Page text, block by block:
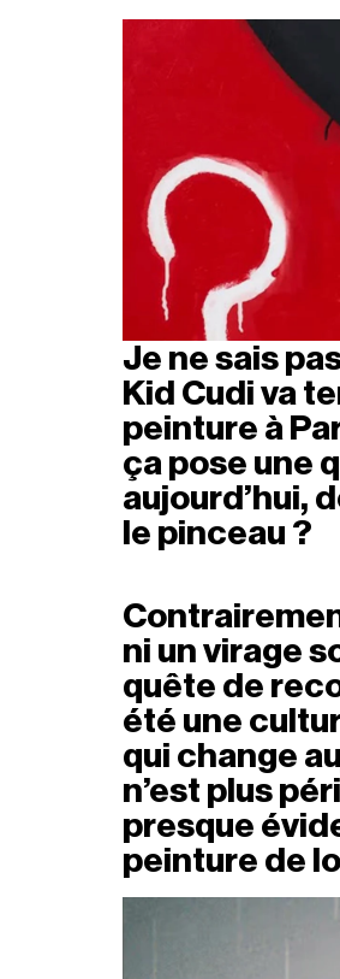
Je ne sais
Kid Cudi va
peinture à
ça pose une
aujourd’hui,
le pinceau ?
ni un virage
quête de
été une
qui change
n’est plus
presque
peinture de